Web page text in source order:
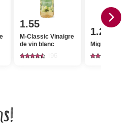
1.55
M-Classic Vinaigre
de vin blanc
1.20
Migros